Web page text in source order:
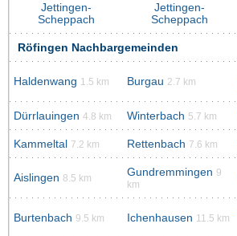
Jettingen-
Scheppach
Jettingen-
Scheppach
Röfingen Nachbargemeinden
Haldenwang 1.5 km Burgau 2.7 km
Dürrlauingen 4.8 km Winterbach 5.7 km
Kammeltal 7.2 km Rettenbach 7.6 km
Aislingen 8.5 km Gundremmingen 9
km
Burtenbach 9.5 km Ichenhausen 11.5 km